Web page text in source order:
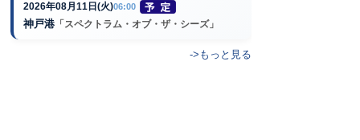
2026年08月11日(火)06:00
神戸港 「スペクトラム・オブ・ザ・シーズ」
->もっと見る